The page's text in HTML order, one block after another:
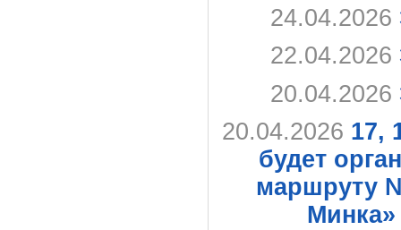
24.04.2026
22.04.2026
20.04.2026
20.04.2026 17,
будет
маршруту
Минка»